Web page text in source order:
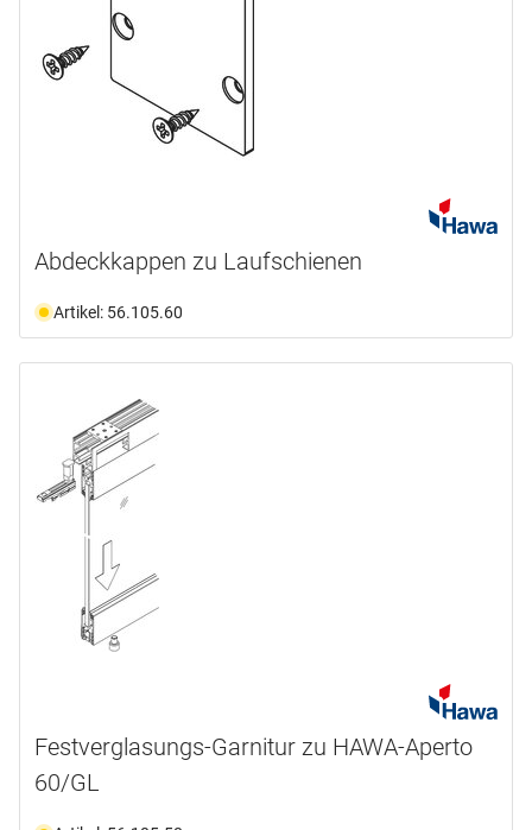
Abdeckkappen zu Laufschienen
Artikel: 56.105.60
Festverglasungs-Garnitur zu HAWA-Aperto
60/GL